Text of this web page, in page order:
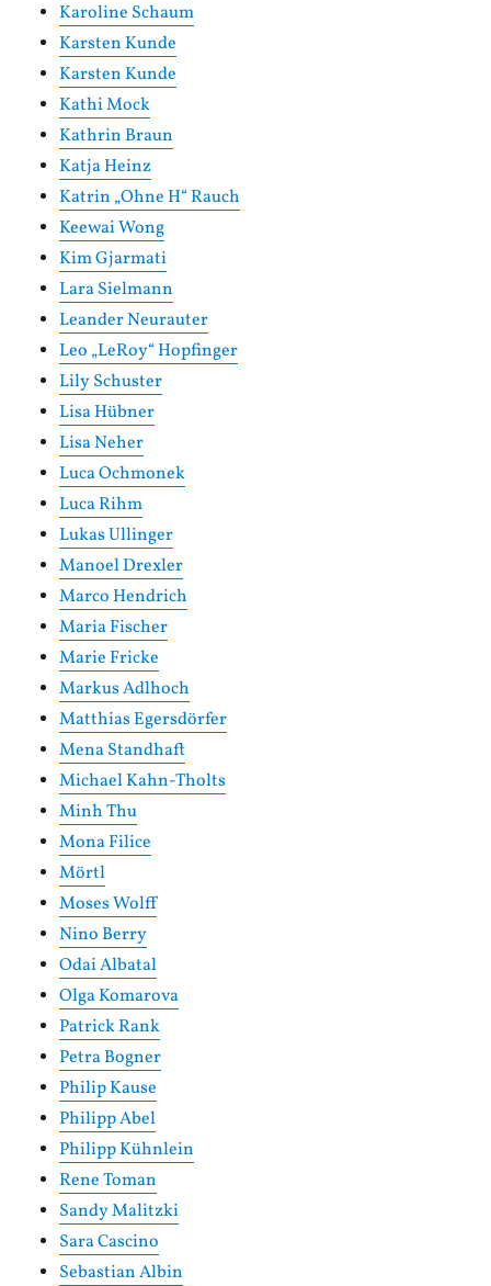
Karoline Schaum
Karsten Kunde
Karsten Kunde
Kathi Mock
Kathrin Braun
Katja Heinz
Katrin „Ohne H“ Rauch
Keewai Wong
Kim Gjarmati
Lara Sielmann
Leander Neurauter
Leo „LeRoy“ Hopfinger
Lily Schuster
Lisa Hübner
Lisa Neher
Luca Ochmonek
Luca Rihm
Lukas Ullinger
Manoel Drexler
Marco Hendrich
Maria Fischer
Marie Fricke
Markus Adlhoch
Matthias Egersdörfer
Mena Standhaft
Michael Kahn-Tholts
Minh Thu
Mona Filice
Mörtl
Moses Wolff
Nino Berry
Odai Albatal
Olga Komarova
Patrick Rank
Petra Bogner
Philip Kause
Philipp Abel
Philipp Kühnlein
Rene Toman
Sandy Malitzki
Sara Cascino
Sebastian Albin